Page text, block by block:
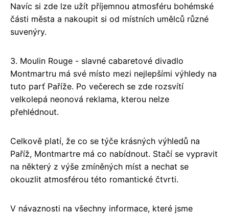
Navíc si zde lze užít příjemnou atmosféru bohémské
části města a nakoupit si od místních umělců různé
suvenýry.
3. Moulin Rouge - slavné cabaretové divadlo
Montmartru má své místo mezi nejlepšími výhledy na
tuto parť Paříže. Po večerech se zde rozsvítí
velkolepá neonová reklama, kterou nelze
přehlédnout.
Celkově platí, že co se týče krásných výhledů na
Paříž, Montmartre má co nabídnout. Stačí se vypravit
na některý z výše zmíněných míst a nechat se
okouzlit atmosférou této romantické čtvrti.
V návaznosti na všechny informace, které jsme